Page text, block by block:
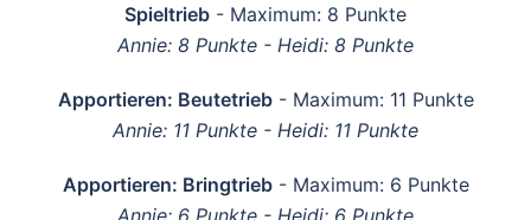
Spieltrieb - Maximum: 8 Punkte
Annie: 8 Punkte - Heidi: 8 Punkte
Apportieren: Beutetrieb- Maximum: 11 Punkte
Annie: 11 Punkte - Heidi: 11 Punkte
Apportieren: Bringtrieb- Maximum: 6 Punkte
Annie: 6 Punkte - Heidi: 6 Punkte